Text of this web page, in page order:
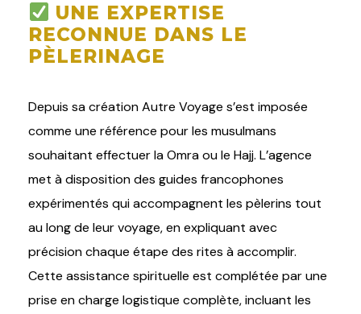
UNE EXPERTISE
RECONNUE DANS LE
PÈLERINAGE
Depuis sa création Autre Voyage s’est imposée
comme une référence pour les musulmans
souhaitant effectuer la Omra ou le Hajj. L’agence
met à disposition des guides francophones
expérimentés qui accompagnent les pèlerins tout
au long de leur voyage, en expliquant avec
précision chaque étape des rites à accomplir.
Cette assistance spirituelle est complétée par une
prise en charge logistique complète, incluant les